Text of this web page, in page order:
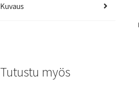
Kuvaus
Tutustu myös